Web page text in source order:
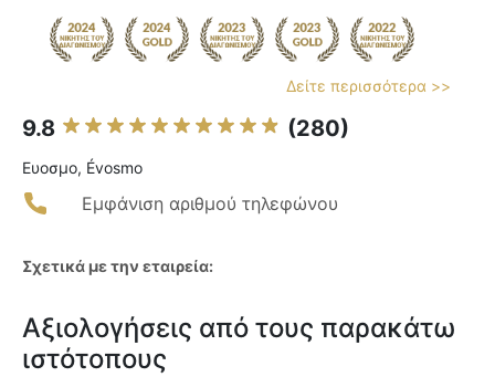
Δείτε περισσότερα >>
9.8 (280)
Ευοσμο, Évosmo
Εμφάνιση αριθμού τηλεφώνου
Σχετικά με την εταιρεία:
Αξιολογήσεις από τους παρακάτω
ιστότοπους